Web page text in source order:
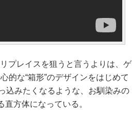
プレイスを狙うと言うよりは、ゲ
的な“箱形”のデザインをはじめて
込みたくなるような、お馴染みの
方体になっている。